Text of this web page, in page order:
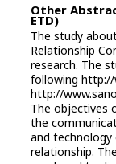
Other
ETD)
The study
Relationship
research. The
following
http://
The objectives
the
and
relationship.